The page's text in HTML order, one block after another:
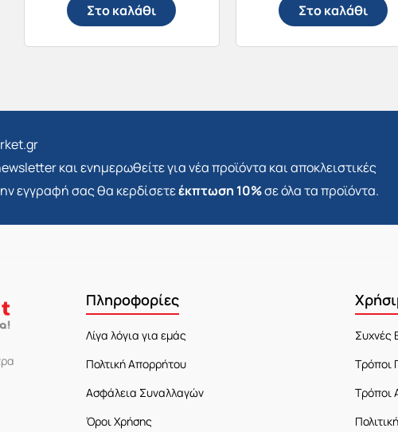
Στο καλάθι Στο καλάθι
και ενημερωθείτε για νέα προϊόντα και αποκλειστικές
εγγραφή σας θα κερδίσετεέκπτωση 10%σε όλα τα προϊόντα.
Πληροφορίες
Λίγα λόγια για εμάς
Πολτική Απορρήτου
Ασφάλεια Συναλλαγών
Όροι Χρήσης
Συχνές
Τρόποι
Τρόποι